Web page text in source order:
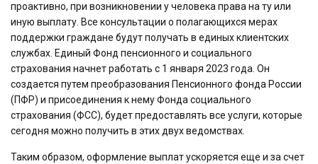
проактивно, при возникновении у человека права на ту или
иную выплату. Все консультации о полагающихся мерах
поддержки граждане будут получать в единых клиентских
службах. Единый Фонд пенсионного и социального
страхования начнет работать с 1 января 2023 года. Он
создается путем преобразования Пенсионного фонда России
(ПФР) и присоединения к нему Фонда социального
страхования (ФСС), будет предоставлять все услуги, которые
сегодня можно получить в этих двух ведомствах.
Таким образом, оформление выплат ускоряется еще и за счет